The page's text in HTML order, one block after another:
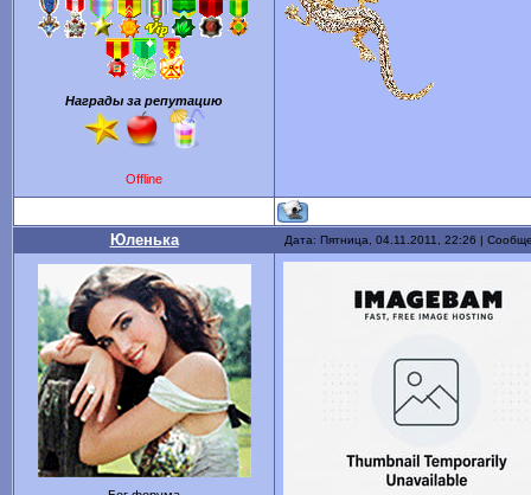
Награды за репутацию
Offline
Юленька Дата: Пятница, 04.11.2011, 22:26 |